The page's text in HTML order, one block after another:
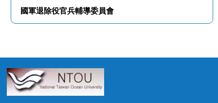
國軍退除役官兵輔導委員會